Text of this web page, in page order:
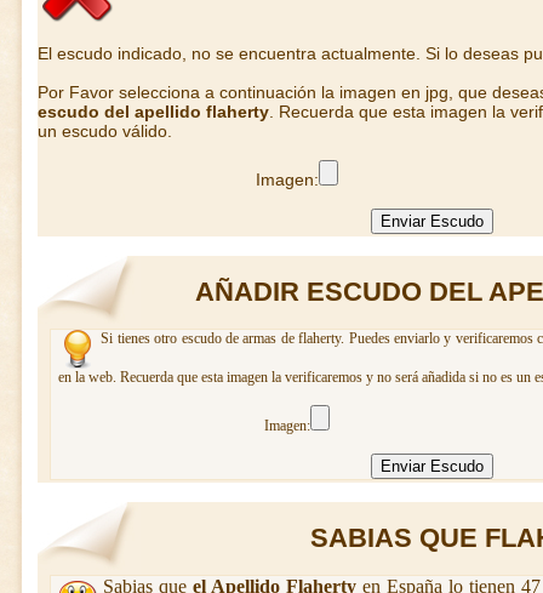
El escudo indicado, no se encuentra actualmente. Si lo deseas
Por Favor selecciona a continuación la imagen en jpg, que
escudo del apellido flaherty . Recuerda que esta imagen la
un escudo válido.
Imagen:
AÑADIR ESCUDO DEL
Si tienes otro escudo de armas de flaherty. Puedes enviarlo y
en la web. Recuerda que esta imagen la verificaremos y no será añadida si no es un
Imagen:
SABIAS QUE
Sabias que el Apellido Flaherty en España lo tienen